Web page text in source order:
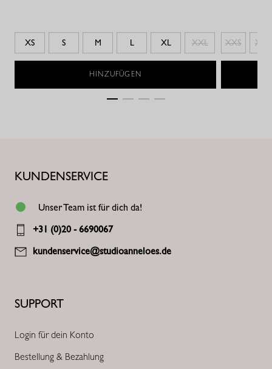
XS S M L XL XXL
HINZUFÜGEN
XXS XS
SUPPORT
Login für dein Konto
Bestellung & Bezahlung
KUNDENSERVICE
Unser Team ist für dich da!
+31 (0)20 - 6690067
kundenservice@studioanneloes.de